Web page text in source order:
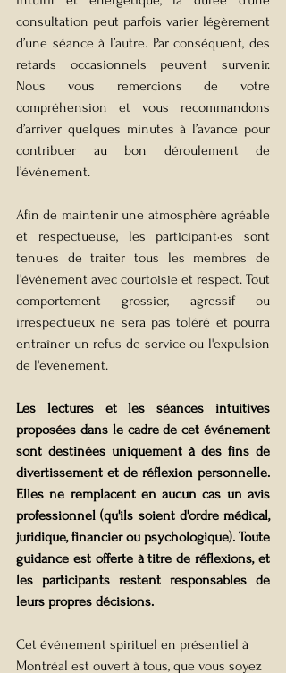
consultation peut parfois varier légèrement
d’une séance à l’autre. Par conséquent, des
retards occasionnels peuvent survenir.
Nous vous remercions de votre
compréhension et vous recommandons
d’arriver quelques minutes à l’avance pour
contribuer au bon déroulement de
l’événement.
Afin de maintenir une atmosphère agréable
et respectueuse, les participant·es
tenu·es de traiter tous les membres de
l'événement avec courtoisie et respect. Tout
comportement grossier, agressif ou
irrespectueux ne sera pas toléré et pourra
entraîner un refus de service ou l'expulsion
de l'événement.
Les lectures et les séances intuitives
proposées dans le cadre de cet événement
sont destinées uniquement à des fins de
divertissement et de réflexion personnelle.
Elles ne remplacent en aucun cas un avis
professionnel (qu'ils soient d'ordre médical,
juridique, financier ou psychologique). Toute
guidance est offerte à titre de réflexions, et
les participants restent responsables de
leurs propres décisions.
Cet événement spirituel en présentiel à
Montréal est ouvert à tous, que vous soyez